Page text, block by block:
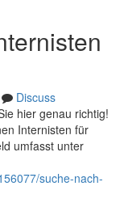
Discuss
hier genau richtig!
Internisten für
umfasst unter
suche-nach-